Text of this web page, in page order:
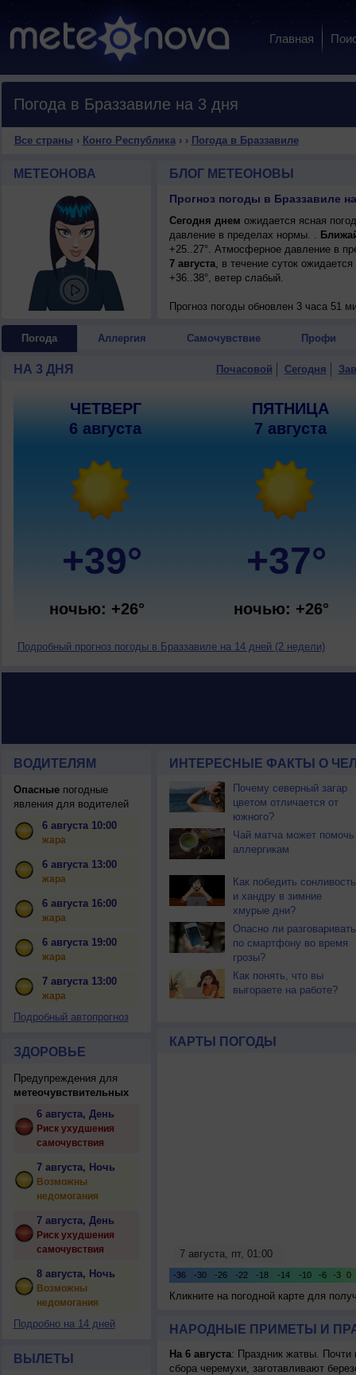
Главная
Погода в Браззавиле на 3 дня
Все страны › Конго Республика› › Погода в Браззавиле
МЕТЕОНОВА БЛОГ МЕТЕОНОВЫ
Прогноз погоды в Браззавиле
Сегодня днем ожидается ясная
давление в пределах нормы. .
+25..27°. Атмосферное давление в
7 августа, в течение суток
+36..38°, ветер слабый.
Прогноз погоды обновлен 3 часа 51
Погода Аллергия Самочувствие Профи
НА 3 ДНЯ Почасовой Сегодня
ЧЕТВЕРГ
6 августа
+39°
ночью: +26°
ПЯТНИЦА
7 августа
+37°
ночью: +26°
Подробный прогноз погоды в Браззавиле на 14 дней (2 недели)
ВОДИТЕЛЯМ
Опасныепогодные
явления для водителей
6 августа 10:00
жара
6 августа 13:00
жара
6 августа 16:00
жара
6 августа 19:00
жара
7 августа 13:00
жара
Подробный автопрогноз
ЗДОРОВЬЕ
Предупреждения для
метеочувствительных
6 августа, День
Риск ухудшения
самочувствия
7 августа, Ночь
Возможны
недомогания
7 августа, День
Риск ухудшения
самочувствия
8 августа, Ночь
Возможны
недомогания
Подробно на 14 дней
ВЫЛЕТЫ
ИНТЕРЕСНЫЕ ФАКТЫ О
Почему северный загар
цветом отличается от
южного?
Чай матча может помочь
аллергикам
Как победить сонливость
и хандру в зимние
хмурые дни?
Опасно ли разговаривать
по смартфону во время
грозы?
Как понять, что вы
выгораете на работе?
КАРТЫ ПОГОДЫ
Кликните на погодной карте для
НАРОДНЫЕ ПРИМЕТЫ И
На 6 августа: Праздник жатвы. Почти
сбора черемухи, заготавливают